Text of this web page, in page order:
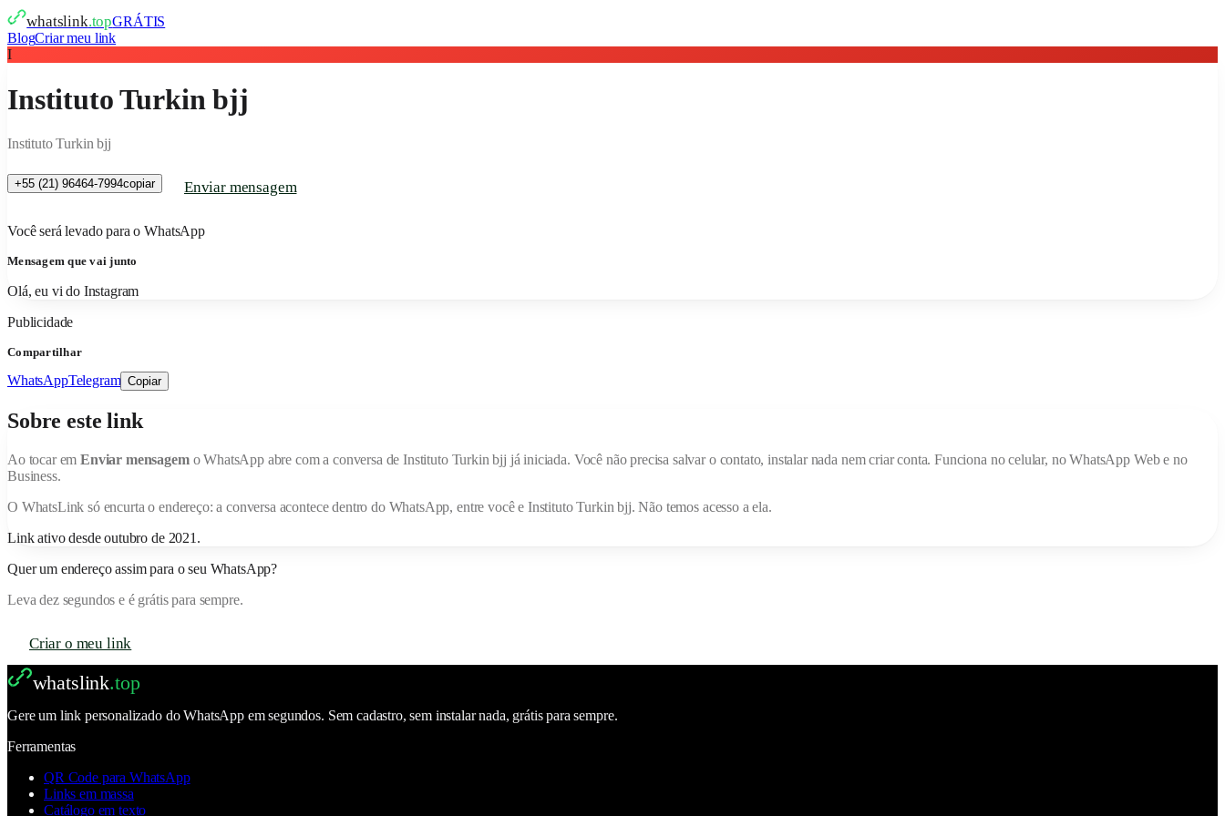
whatslink.topGRÁTIS
BlogCriar meu link
I
Instituto Turkin bjj
Instituto Turkin bjj
+55 (21) 96464-7994copiar Enviar mensagem
Você será levado para o WhatsApp
Mensagem que vai junto
Olá, eu vi do Instagram
Publicidade
Compartilhar
WhatsAppTelegram Copiar
Sobre este link
Ao tocar emEnviar mensagem o WhatsApp abre com a conversa deInstituto Turkin bjj já iniciada. Você não precisa salvar o contato, instalar nada nem criar conta. Funciona no celular, no WhatsApp Web e no
Business.
O WhatsLink só encurta o endereço: a conversa acontece dentro do WhatsApp, entre você e Instituto Turkin bjj. Não temos acesso a ela.
Link ativo desde outubro de 2021 .
Quer um endereço assim para o seu WhatsApp?
Leva dez segundos e é grátis para sempre.
Criar o meu link
whatslink.top
Gere um link personalizado do WhatsApp em segundos. Sem cadastro, sem instalar nada, grátis para sempre.
Ferramentas
QR Code para WhatsApp
Links em massa
Catálogo em texto